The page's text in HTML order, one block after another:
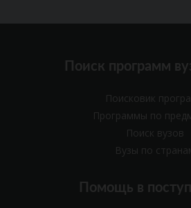
Поиск программ
Поисковик
Программы по
Поиск вузов
Вузы по
Помощь в